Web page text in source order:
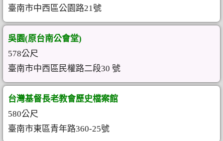
臺南市中西區公園路21號
吳園(原台南公會堂)
578公尺
臺南市中西區民權路二段30 號
台灣基督長老教會歷史檔案館
580公尺
臺南市東區青年路360-25號